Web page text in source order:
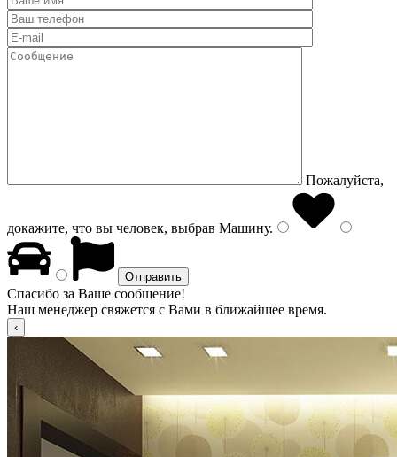
Пожалуйста,
докажите, что вы человек, выбрав Машину.
Спасибо за Ваше сообщение!
Наш менеджер свяжется с Вами в ближайшее время.